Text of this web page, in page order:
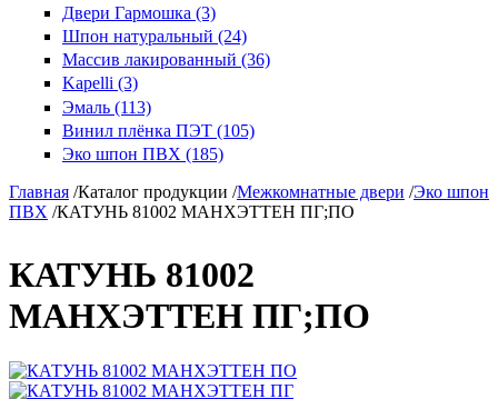
Двери Гармошка (3)
Шпон натуральный (24)
Массив лакированный (36)
Kapelli (3)
Эмаль (113)
Винил плёнка ПЭТ (105)
Эко шпон ПВХ (185)
Главная /Каталог продукции /Межкомнатные двери /Эко шпон
ПВХ /КАТУНЬ 81002 МАНХЭТТЕН ПГ;ПО
КАТУНЬ 81002
МАНХЭТТЕН ПГ;ПО